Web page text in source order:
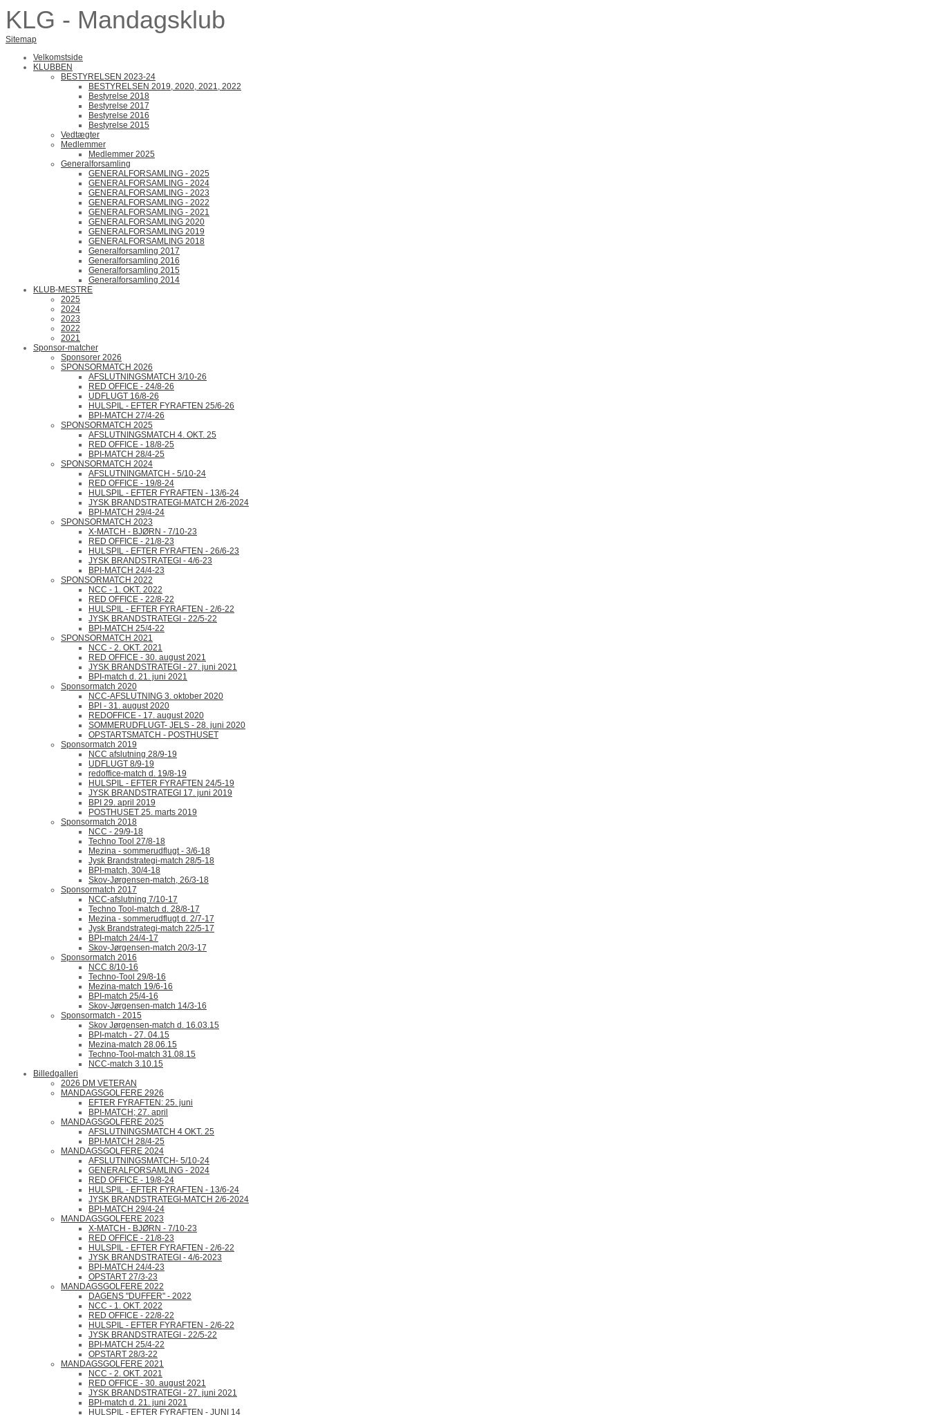
KLG - Mandagsklub
Sitemap
Velkomstside
KLUBBEN
BESTYRELSEN 2023-24
BESTYRELSEN 2019, 2020, 2021, 2022
Bestyrelse 2018
Bestyrelse 2017
Bestyrelse 2016
Bestyrelse 2015
Vedtægter
Medlemmer
Medlemmer 2025
Generalforsamling
GENERALFORSAMLING - 2025
GENERALFORSAMLING - 2024
GENERALFORSAMLING - 2023
GENERALFORSAMLING - 2022
GENERALFORSAMLING - 2021
GENERALFORSAMLING 2020
GENERALFORSAMLING 2019
GENERALFORSAMLING 2018
Generalforsamling 2017
Generalforsamling 2016
Generalforsamling 2015
Generalforsamling 2014
KLUB-MESTRE
2025
2024
2023
2022
2021
Sponsor-matcher
Sponsorer 2026
SPONSORMATCH 2026
AFSLUTNINGSMATCH 3/10-26
RED OFFICE - 24/8-26
UDFLUGT 16/8-26
HULSPIL - EFTER FYRAFTEN 25/6-26
BPI-MATCH 27/4-26
SPONSORMATCH 2025
AFSLUTNINGSMATCH 4. OKT. 25
RED OFFICE - 18/8-25
BPI-MATCH 28/4-25
SPONSORMATCH 2024
AFSLUTNINGMATCH - 5/10-24
RED OFFICE - 19/8-24
HULSPIL - EFTER FYRAFTEN - 13/6-24
JYSK BRANDSTRATEGI-MATCH 2/6-2024
BPI-MATCH 29/4-24
SPONSORMATCH 2023
X-MATCH - BJØRN - 7/10-23
RED OFFICE - 21/8-23
HULSPIL - EFTER FYRAFTEN - 26/6-23
JYSK BRANDSTRATEGI - 4/6-23
BPI-MATCH 24/4-23
SPONSORMATCH 2022
NCC - 1. OKT. 2022
RED OFFICE - 22/8-22
HULSPIL - EFTER FYRAFTEN - 2/6-22
JYSK BRANDSTRATEGI - 22/5-22
BPI-MATCH 25/4-22
SPONSORMATCH 2021
NCC - 2. OKT. 2021
RED OFFICE - 30. august 2021
JYSK BRANDSTRATEGI - 27. juni 2021
BPI-match d. 21. juni 2021
Sponsormatch 2020
NCC-AFSLUTNING 3. oktober 2020
BPI - 31. august 2020
REDOFFICE - 17. august 2020
SOMMERUDFLUGT- JELS - 28. juni 2020
OPSTARTSMATCH - POSTHUSET
Sponsormatch 2019
NCC afslutning 28/9-19
UDFLUGT 8/9-19
redoffice-match d. 19/8-19
HULSPIL - EFTER FYRAFTEN 24/5-19
JYSK BRANDSTRATEGI 17. juni 2019
BPI 29. april 2019
POSTHUSET 25. marts 2019
Sponsormatch 2018
NCC - 29/9-18
Techno Tool 27/8-18
Mezina - sommerudflugt - 3/6-18
Jysk Brandstrategi-match 28/5-18
BPI-match, 30/4-18
Skov-Jørgensen-match, 26/3-18
Sponsormatch 2017
NCC-afslutning 7/10-17
Techno Tool-match d. 28/8-17
Mezina - sommerudflugt d. 2/7-17
Jysk Brandstrategi-match 22/5-17
BPI-match 24/4-17
Skov-Jørgensen-match 20/3-17
Sponsormatch 2016
NCC 8/10-16
Techno-Tool 29/8-16
Mezina-match 19/6-16
BPI-match 25/4-16
Skov-Jørgensen-match 14/3-16
Sponsormatch - 2015
Skov Jørgensen-match d. 16.03.15
BPI-match - 27. 04.15
Mezina-match 28.06.15
Techno-Tool-match 31.08.15
NCC-match 3.10.15
Billedgalleri
2026 DM VETERAN
MANDAGSGOLFERE 2926
EFTER FYRAFTEN: 25. juni
BPI-MATCH; 27. april
MANDAGSGOLFERE 2025
AFSLUTNINGSMATCH 4 OKT. 25
BPI-MATCH 28/4-25
MANDAGSGOLFERE 2024
AFSLUTNINGSMATCH- 5/10-24
GENERALFORSAMLING - 2024
RED OFFICE - 19/8-24
HULSPIL - EFTER FYRAFTEN - 13/6-24
JYSK BRANDSTRATEGI-MATCH 2/6-2024
BPI-MATCH 29/4-24
MANDAGSGOLFERE 2023
X-MATCH - BJØRN - 7/10-23
RED OFFICE - 21/8-23
HULSPIL - EFTER FYRAFTEN - 2/6-22
JYSK BRANDSTRATEGI - 4/6-2023
BPI-MATCH 24/4-23
OPSTART 27/3-23
MANDAGSGOLFERE 2022
DAGENS "DUFFER" - 2022
NCC - 1. OKT. 2022
RED OFFICE - 22/8-22
HULSPIL - EFTER FYRAFTEN - 2/6-22
JYSK BRANDSTRATEGI - 22/5-22
BPI-MATCH 25/4-22
OPSTART 28/3-22
MANDAGSGOLFERE 2021
NCC - 2. OKT. 2021
RED OFFICE - 30. august 2021
JYSK BRANDSTRATEGI - 27. juni 2021
BPI-match d. 21. juni 2021
HULSPIL - EFTER FYRAFTEN - JUNI 14